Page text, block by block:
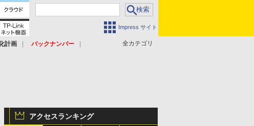
Impress サイト
全カテゴリ
計画
バックナンバー
アクセスランキング